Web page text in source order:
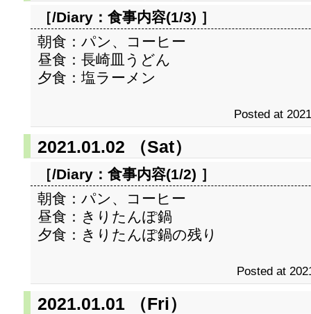
［/Diary： 食事内容(1/3) ］
朝食：パン、コーヒー
昼食：長崎皿うどん
夕食：塩ラーメン
Posted at
2021.01.02 （Sat）
［/Diary： 食事内容(1/2) ］
朝食：パン、コーヒー
昼食：きりたんぽ鍋
夕食：きりたんぽ鍋の残り
Posted at
2021.01.01 （Fri）